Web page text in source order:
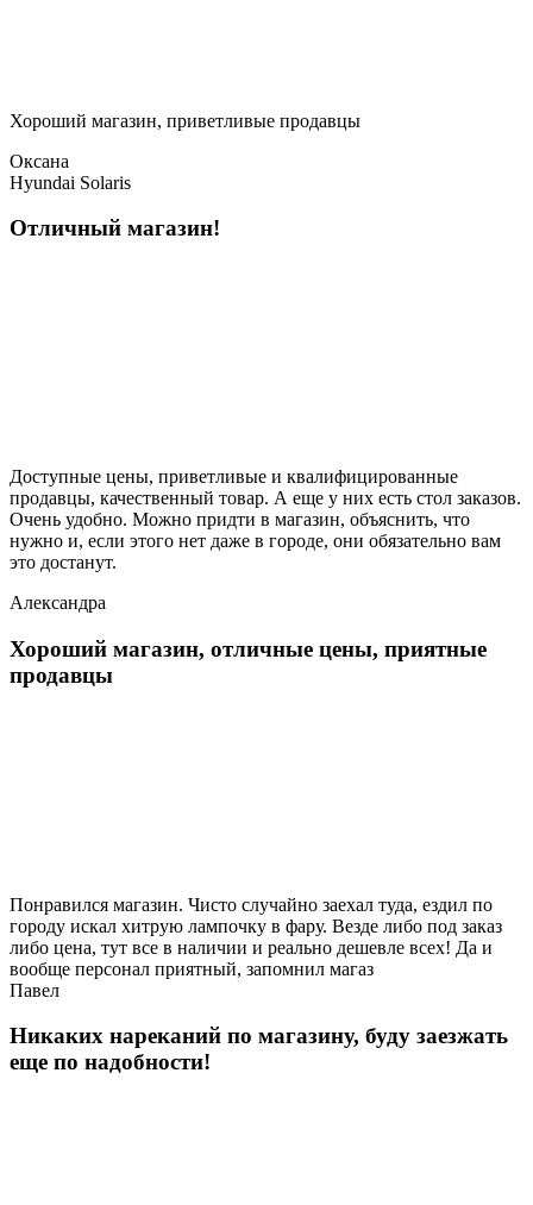
Хороший магазин, приветливые продавцы
Оксана
Hyundai Solaris
Отличный магазин!
Доступные цены, приветливые и квалифицированные
продавцы, качественный товар. А еще у них есть стол заказов.
Очень удобно. Можно придти в магазин, объяснить, что
нужно и, если этого нет даже в городе, они обязательно вам
это достанут.
Александра
Хороший магазин, отличные цены, приятные
продавцы
Понравился магазин. Чисто случайно заехал туда, ездил по
городу искал хитрую лампочку в фару. Везде либо под заказ
либо цена, тут все в наличии и реально дешевле всех! Да и
вообще персонал приятный, запомнил магаз
Павел
Никаких нареканий по магазину, буду заезжать
еще по надобности!